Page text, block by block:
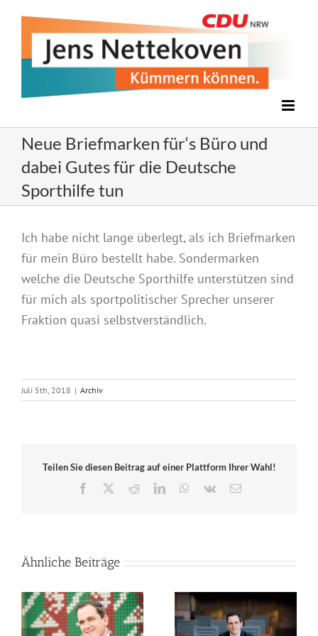
Neue Briefmarken für‘s Büro und
dabei Gutes für die Deutsche
Sporthilfe tun
grösseres
Bild
Ich habe nicht lange überlegt, als ich Briefmarken
für mein Büro bestellt habe. Sondermarken
welche die Deutsche Sporthilfe unterstützen sind
für mich als sportpolitischer Sprecher unserer
Fraktion quasi selbstverständlich.
Juli 5th, 2018 | Archiv
Teilen Sie diesen Beitrag auf einer Plattform Ihrer Wahl!
Facebook
RedditLinkedInWhatsApp
Vk
E-
Ähnliche Beiträge
Mein Statement: